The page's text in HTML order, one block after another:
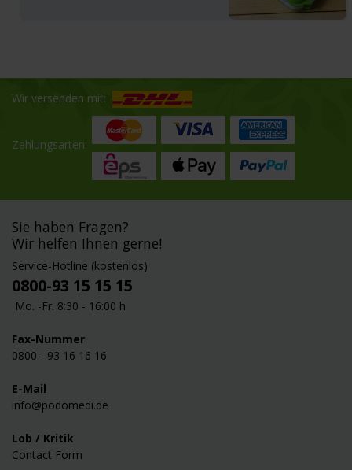
Wir versenden mit:
Zahlungsarten:
Sie haben Fragen?
Wir helfen Ihnen gerne!
Service-Hotline (kostenlos)
0800-93 15 15 15
Mo. -Fr. 8:30 - 16:00 h
Fax-Nummer
0800 - 93 16 16 16
E-Mail
info@podomedi.de
Lob / Kritik
Contact Form